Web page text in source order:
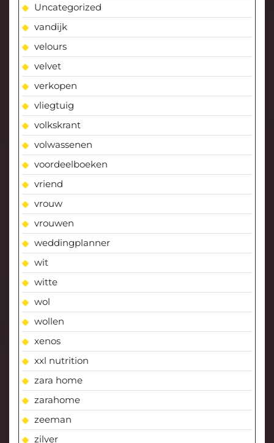
Uncategorized
vandijk
velours
velvet
verkopen
vliegtuig
volkskrant
volwassenen
voordeelboeken
vriend
vrouw
vrouwen
weddingplanner
wit
witte
wol
wollen
xenos
xxl nutrition
zara home
zarahome
zeeman
zilver